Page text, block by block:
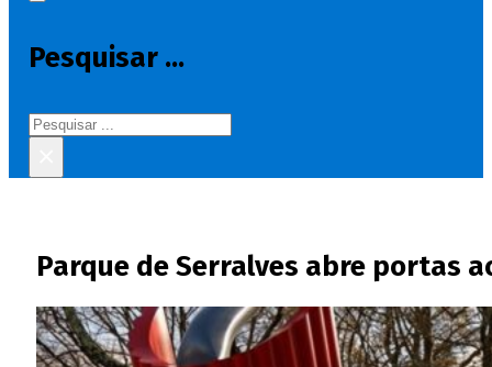
Pesquisar ...
Pesquisar
Parque de Serralves abre portas